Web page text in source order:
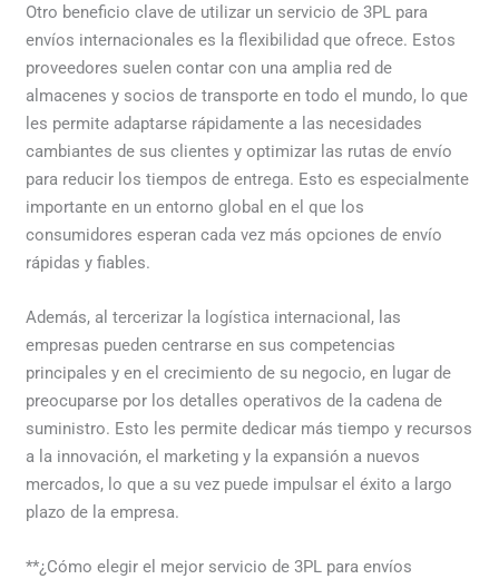
Otro beneficio clave de utilizar un servicio de 3PL para
envíos internacionales es la flexibilidad que ofrece. Estos
proveedores suelen contar con una amplia red de
almacenes y socios de transporte en todo el mundo, lo que
les permite adaptarse rápidamente a las necesidades
cambiantes de sus clientes y optimizar las rutas de envío
para reducir los tiempos de entrega. Esto es especialmente
importante en un entorno global en el que los
consumidores esperan cada vez más opciones de envío
rápidas y fiables.
Además, al tercerizar la logística internacional, las
empresas pueden centrarse en sus competencias
principales y en el crecimiento de su negocio, en lugar de
preocuparse por los detalles operativos de la cadena de
suministro. Esto les permite dedicar más tiempo y recursos
a la innovación, el marketing y la expansión a nuevos
mercados, lo que a su vez puede impulsar el éxito a largo
plazo de la empresa.
**¿Cómo elegir el mejor servicio de 3PL para envíos